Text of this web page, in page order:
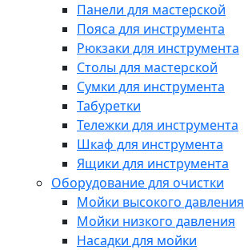
Панели для мастерской
Пояса для инструмента
Рюкзаки для инструмента
Столы для мастерской
Сумки для инструмента
Табуретки
Тележки для инструмента
Шкаф для инструмента
Ящики для инструмента
Оборудование для очистки
Мойки высокого давления
Мойки низкого давления
Насадки для мойки